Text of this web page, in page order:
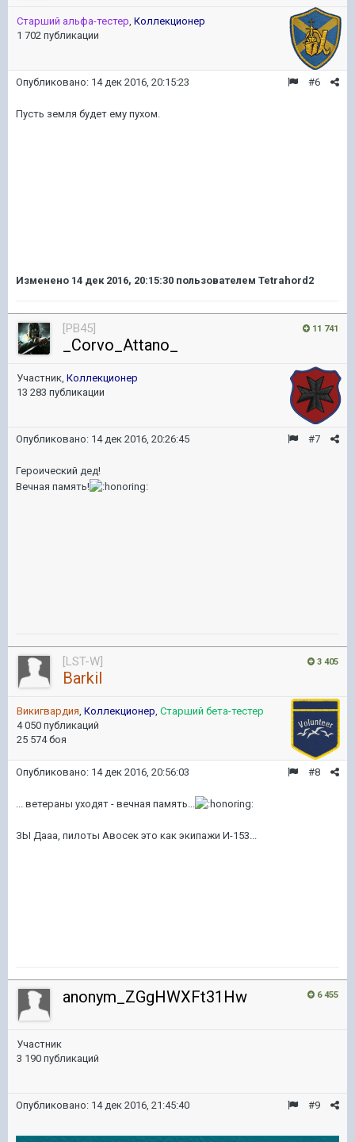
Старший альфа-тестер Коллекционер
1 702 публикации
#6
Опубликовано: 14 дек 2016, 20:15:23
Пусть земля будет ему пухом.
Изменено 14 дек 2016, 20:15:30 пользователем Tetrahord2
11 741
[PB45]
_Corvo_Attano_
Участник, Коллекционер
13 283 публикации
#7
Опубликовано: 14 дек 2016, 20:26:45
Героический дед!
Вечная память!
3 405
[LST-W]
Barkil
Викигвардия Коллекционер Старший бета-тестер
4 050 публикаций
25 574 боя
#8
Опубликовано: 14 дек 2016, 20:56:03
... ветераны уходят - вечная память...
ЗЫ Дааа, пилоты Авосек это как экипажи И-153...
6 455
anonym_ZGgHWXFt31Hw
Участник
3 190 публикаций
#9
Опубликовано: 14 дек 2016, 21:45:40